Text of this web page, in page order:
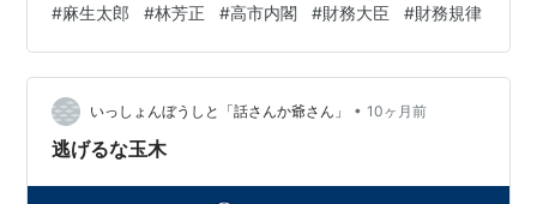
たく理解できません。結局、ご自分の政治的信条よりも
勝ち馬に乗って、恩を売って、自派閥により多くの重要
ポストをもらう、ということの方があなたにとっては大
事なのですね。「キングメーカー」として、自分の存在
感をアピールでき、主要ポストを手に入れて笑いが止ま
#麻生太郎 #林芳正 #高市内閣 #財務大臣 #財務規律
いっしょんぼうしと「話さんか爺さん」 • 10ヶ月前
逃げるな玉木